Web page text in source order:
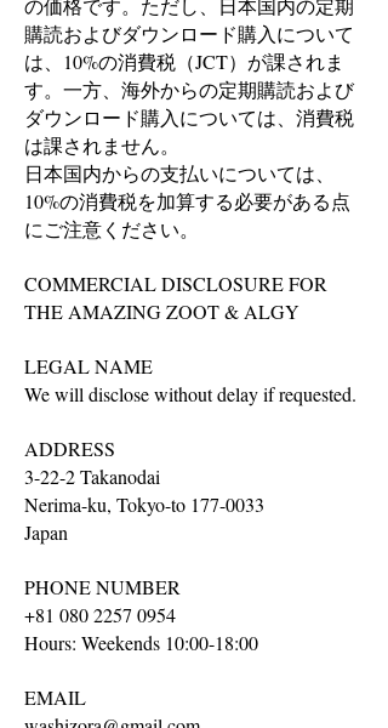
の価格です。ただし、日本国内の定期
購読およびダウンロード購入について
は、10%の消費税（JCT）が課されま
す。一方、海外からの定期購読および
ダウンロード購入については、消費税
は課されません。
日本国内からの支払いについては、
10%の消費税を加算する必要がある点
にご注意ください。
COMMERCIAL DISCLOSURE FOR
THE AMAZING ZOOT & ALGY
LEGAL NAME
We will disclose without delay if requested.
ADDRESS
3-22-2 Takanodai
Nerima-ku, Tokyo-to 177-0033
Japan
PHONE NUMBER
+81 080 2257 0954
Hours: Weekends 10:00-18:00
EMAIL